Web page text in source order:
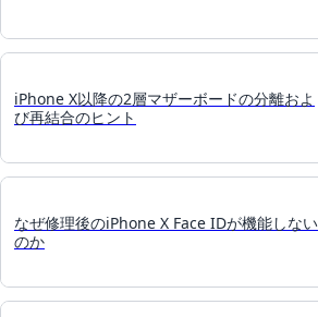
iPhone X以降の2層マザーボードの分離およ
び再結合のヒント
なぜ修理後のiPhone X Face IDが機能しない
のか